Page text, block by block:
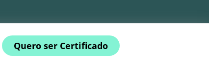
Quero ser Certificado